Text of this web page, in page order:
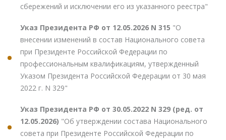
сбережений и исключении его из указанного реестра"
Указ Президента РФ от 12.05.2026 N 315 "О
внесении изменений в состав Национального совета
при Президенте Российской Федерации по
профессиональным квалификациям, утвержденный
Указом Президента Российской Федерации от 30 мая
2022 г. N 329"
Указ Президента РФ от 30.05.2022 N 329 (ред. от
12.05.2026) "Об утверждении состава Национального
совета при Президенте Российской Федерации по